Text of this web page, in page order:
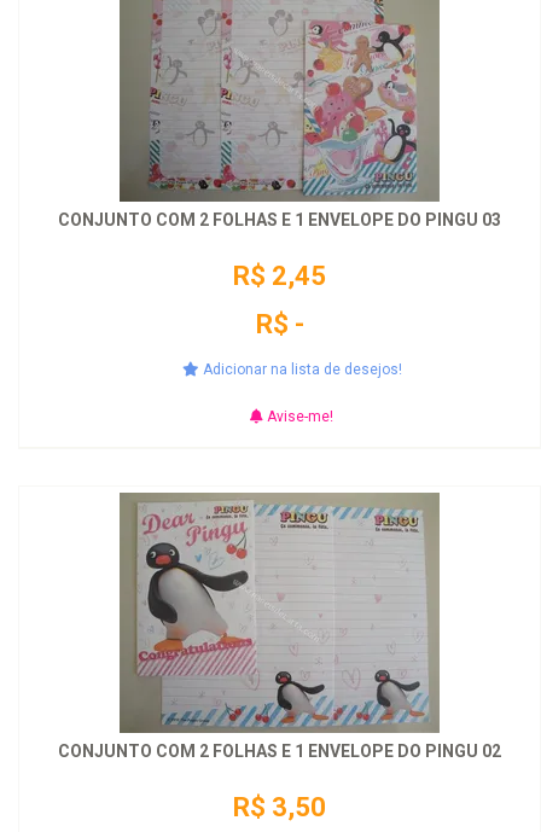
CONJUNTO COM 2 FOLHAS E 1 ENVELOPE DO PINGU 03
R$ 2,45
R$ -
Adicionar na lista de desejos!
Avise-me!
CONJUNTO COM 2 FOLHAS E 1 ENVELOPE DO PINGU 02
R$ 3,50